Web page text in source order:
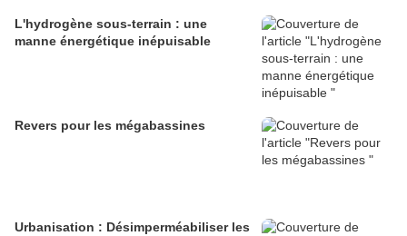
L'hydrogène sous-terrain : une
manne énergétique inépuisable
Revers pour les mégabassines
Urbanisation : Désimperméabiliser les